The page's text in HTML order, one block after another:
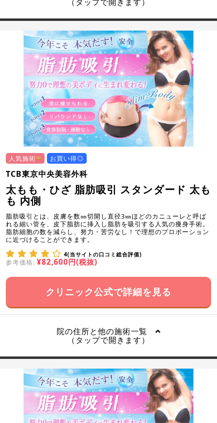
人気施術 お買い得◎
TCB東京中央美容外科
太もも・ひざ 脂肪吸引 スタンダード 太も
も 内側
脂肪吸引とは、皮膚を数㎜切開し直径3㎜ほどのカニューレと呼ば
れる細い管を、皮下脂肪に挿入し脂肪を吸引する人気の痩身手術。
脂肪細胞の数を減らし、努力・苦労なし！で理想のプロポーション
に近づけることができます。
4(当サイトの口コミ総合評価)
参考価格: ¥82,600円(税抜)
クリニック公式で詳細を見る
院の住所と他の施術一覧
（タップで開きます）